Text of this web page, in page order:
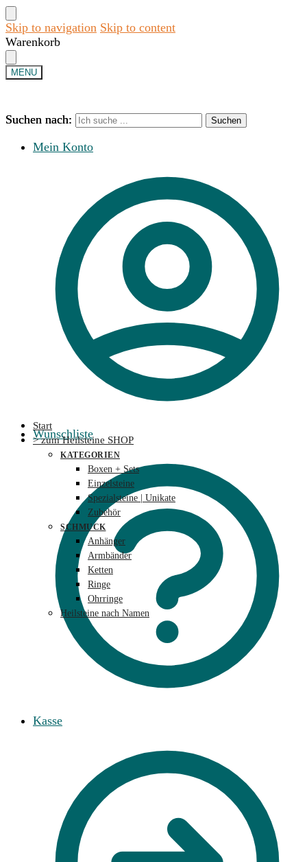
Skip to navigation Skip to content
Warenkorb
MENU
Suchen nach: Suchen
Mein Konto
Wunschliste
Kasse
Suchen nach: Suchen
Start
> zum Heilsteine SHOP
KATEGORIEN
Boxen + Sets
Einzelsteine
Spezialsteine | Unikate
Zubehör
SCHMUCK
Anhänger
Armbänder
Ketten
Ringe
Ohrringe
Heilsteine nach Namen